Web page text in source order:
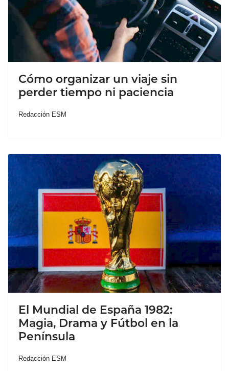
Cómo organizar un viaje sin
perder tiempo ni paciencia
Redacción ESM
El Mundial de España 1982:
Magia, Drama y Fútbol en la
Península
Redacción ESM